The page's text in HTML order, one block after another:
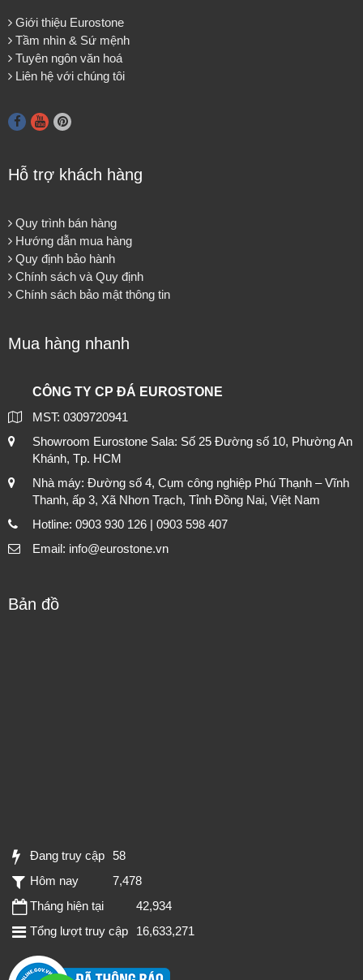
Giới thiệu Eurostone
Tầm nhìn & Sứ mệnh
Tuyên ngôn văn hoá
Liên hệ với chúng tôi
Hỗ trợ khách hàng
Quy trình bán hàng
Hướng dẫn mua hàng
Quy định bảo hành
Chính sách và Quy định
Chính sách bảo mật thông tin
Mua hàng nhanh
CÔNG TY CP ĐÁ EUROSTONE
MST: 0309720941
Showroom Eurostone Sala: Số 25 Đường số 10, Phường An
Khánh, Tp. HCM
Nhà máy: Đường số 4, Cụm công nghiệp Phú Thạnh – Vĩnh
Thanh, ấp 3, Xã Nhơn Trạch, Tỉnh Đồng Nai, Việt Nam
Hotline: 0903 930 126 | 0903 598 407
Email: info@eurostone.vn
Bản đồ
Đang truy cập 58
Hôm nay
7,478
Tháng hiện tại
42,934
Tổng lượt truy cập
16,633,271